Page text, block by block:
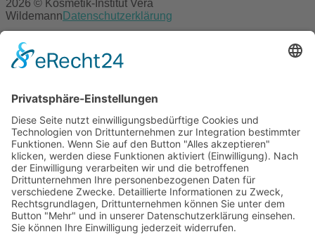
2026 © Kosmetik-Institut Vera
Wildemann Datenschutzerklärung
Datenschutzerklärung
Impressum
to
top